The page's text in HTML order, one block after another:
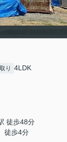
り 4LDK
徒歩48分
徒歩4分